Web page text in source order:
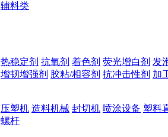
辅料类
热稳定剂 抗氧剂 着色剂 荧光增白剂 发
增韧增强剂 胶粘/相容剂 抗冲击性剂 加
压塑机 造料机械 封切机 喷涂设备 塑料
螺杆